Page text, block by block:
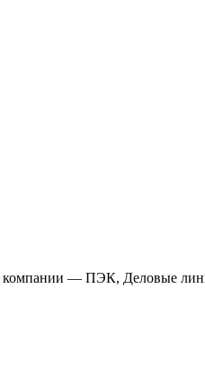
компании — ПЭК, Деловые